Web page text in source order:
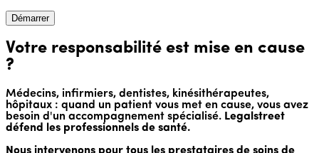
Démarrer
Votre responsabilité est mise en cause
?
Médecins, infirmiers, dentistes, kinésithérapeutes,
hôpitaux : quand un patient vous met en cause, vous avez
besoin d'un accompagnement spécialisé. Legalstreet
défend les professionnels de santé.
Nous intervenons pour tous les prestataires de soins de